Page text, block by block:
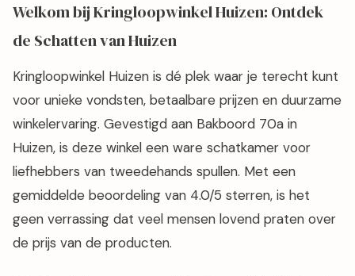
Welkom bij Kringloopwinkel Huizen: Ontdek
de Schatten van Huizen
Kringloopwinkel Huizen is dé plek waar je terecht kunt
voor unieke vondsten, betaalbare prijzen en duurzame
winkelervaring. Gevestigd aan Bakboord 70a in
Huizen, is deze winkel een ware schatkamer voor
liefhebbers van tweedehands spullen. Met een
gemiddelde beoordeling van 4.0/5 sterren, is het
geen verrassing dat veel mensen lovend praten over
de prijs van de producten.